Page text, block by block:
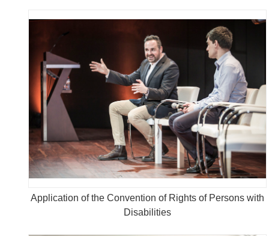
Application of the Convention of Rights of Persons with
Disabilities